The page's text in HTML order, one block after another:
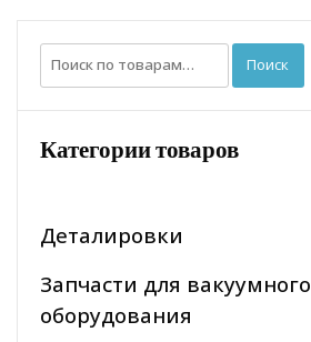
Искать: Поиск
Категории товаров
Деталировки
Запчасти для вакуумного
оборудования